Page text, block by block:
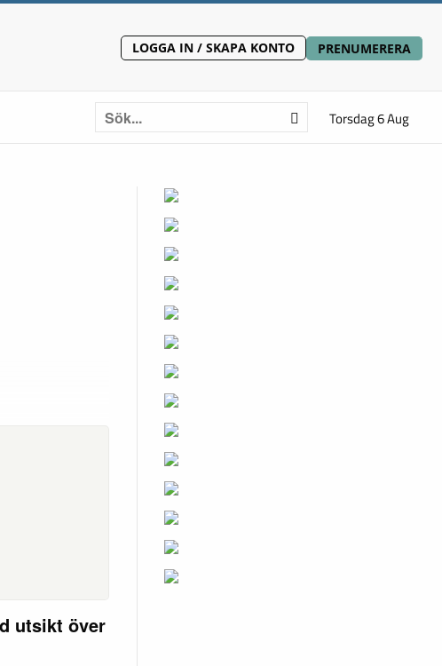
LOGGA IN / SKAPA KONTO PRENUMERERA
Torsdag 6 Aug
utsikt över